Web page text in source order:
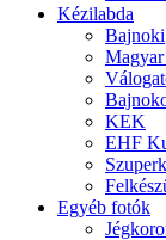
Kézilabda
Bajnoki
KEK
EHF
Egyéb fotók